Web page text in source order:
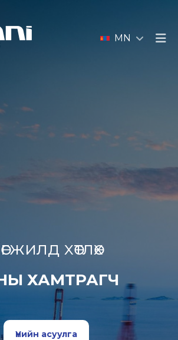
MN
хөтлөх
ХАМТРАГЧ
Үнийн асуулга